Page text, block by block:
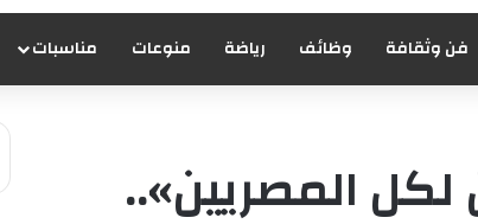
فن وثقافة وظائف رياضة منوعات مناسبات
المصريين»..